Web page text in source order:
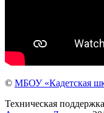
© МБОУ «Кадетская
Техническая